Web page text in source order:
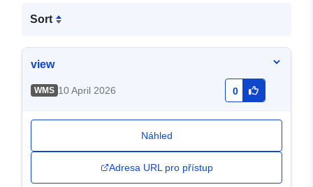
Sort
view
WMS 10 April 2026 0
Náhled
Adresa URL pro přístup